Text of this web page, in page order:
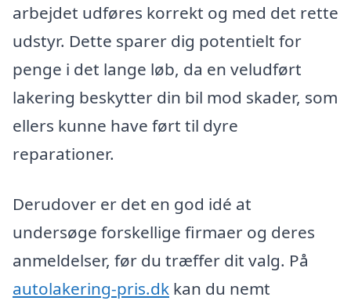
arbejdet udføres korrekt og med det rette
udstyr. Dette sparer dig potentielt for
penge i det lange løb, da en veludført
lakering beskytter din bil mod skader, som
ellers kunne have ført til dyre
reparationer.
Derudover er det en god idé at
undersøge forskellige firmaer og deres
anmeldelser, før du træffer dit valg. På
autolakering-pris.dk kan du nemt